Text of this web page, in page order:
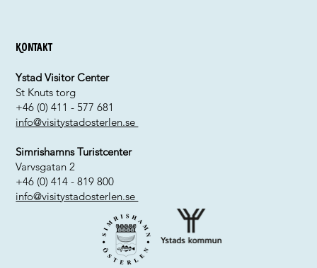
Kontakt
Ystad Visitor Center
St Knuts torg
+46 (0) 411 - 577 681
info@visitystadosterlen.se
Simrishamns Turistcenter
Varvsgatan 2
+46 (0) 414 - 819 800
info@visitystadosterlen.se